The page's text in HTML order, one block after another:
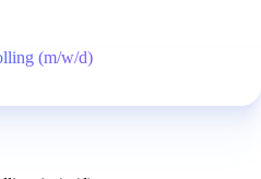
(m/w/d)